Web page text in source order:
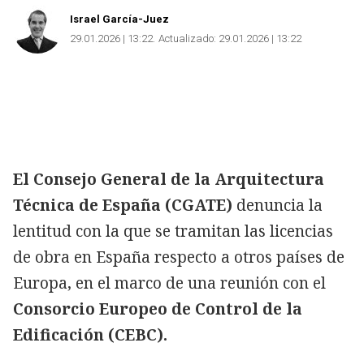
Israel García-Juez
29.01.2026 | 13:22 Actualizado: 29.01.2026 | 13:22
El Consejo General de la Arquitectura
Técnica de España (CGATE) denuncia la
lentitud con la que se tramitan las licencias
de obra en España respecto a otros países de
Europa, en el marco de una reunión con el
Consorcio Europeo de Control de la
Edificación (CEBC).